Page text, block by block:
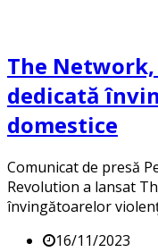
The
dedicată
domestice
Comunicat de presă
Revolution a lansat
învingătoarelor
16/11/2023